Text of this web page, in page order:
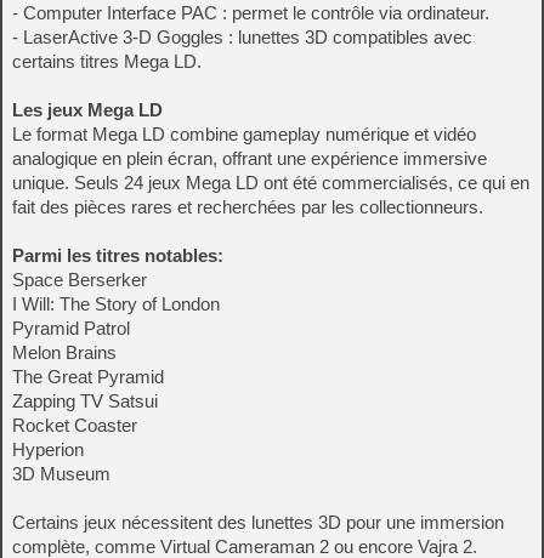
- Computer Interface PAC : permet le contrôle via ordinateur.
- LaserActive 3-D Goggles : lunettes 3D compatibles avec
certains titres Mega LD.
Les jeux Mega LD
Le format Mega LD combine gameplay numérique et vidéo
analogique en plein écran, offrant une expérience immersive
unique. Seuls 24 jeux Mega LD ont été commercialisés, ce qui en
fait des pièces rares et recherchées par les collectionneurs.
Parmi les titres notables:
Space Berserker
I Will: The Story of London
Pyramid Patrol
Melon Brains
The Great Pyramid
Zapping TV Satsui
Rocket Coaster
Hyperion
3D Museum
Certains jeux nécessitent des lunettes 3D pour une immersion
complète, comme Virtual Cameraman 2 ou encore Vajra 2.